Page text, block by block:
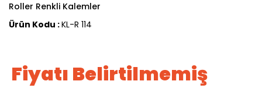
Roller Renkli Kalemler
Ürün Kodu :KL-R 114
Fiyatı Belirtilmemiş